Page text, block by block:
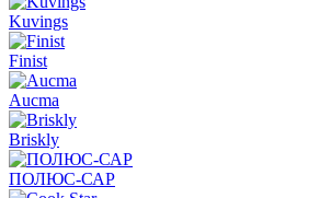
Kuvings
Finist
Aucma
Briskly
ПОЛЮС-САР